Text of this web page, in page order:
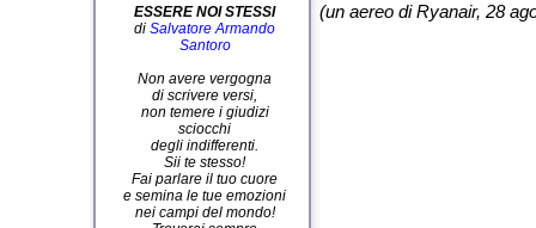
ESSERE NOI STESSI
di Salvatore Armando
Santoro
Non avere vergogna
di scrivere versi,
non temere i giudizi
sciocchi
degli indifferenti.
Sii te stesso!
Fai parlare il tuo cuore
e semina le tue emozioni
nei campi del mondo!
(un aereo di Ryanair, 28